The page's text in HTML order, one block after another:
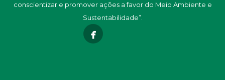
conscientizar e promover ações a favor do Meio Ambiente e
Sustentabilidade”.